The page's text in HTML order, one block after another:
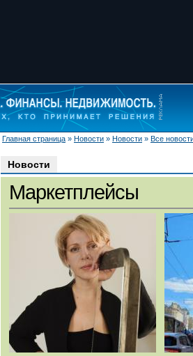
Главная страница » Новости » Новости » Все
Новости
Маркетплейсы